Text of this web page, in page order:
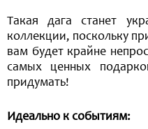
Такая дага станет
коллекции, поскольку
вам будет крайне
самых ценных
придумать!
Идеально к событиям: